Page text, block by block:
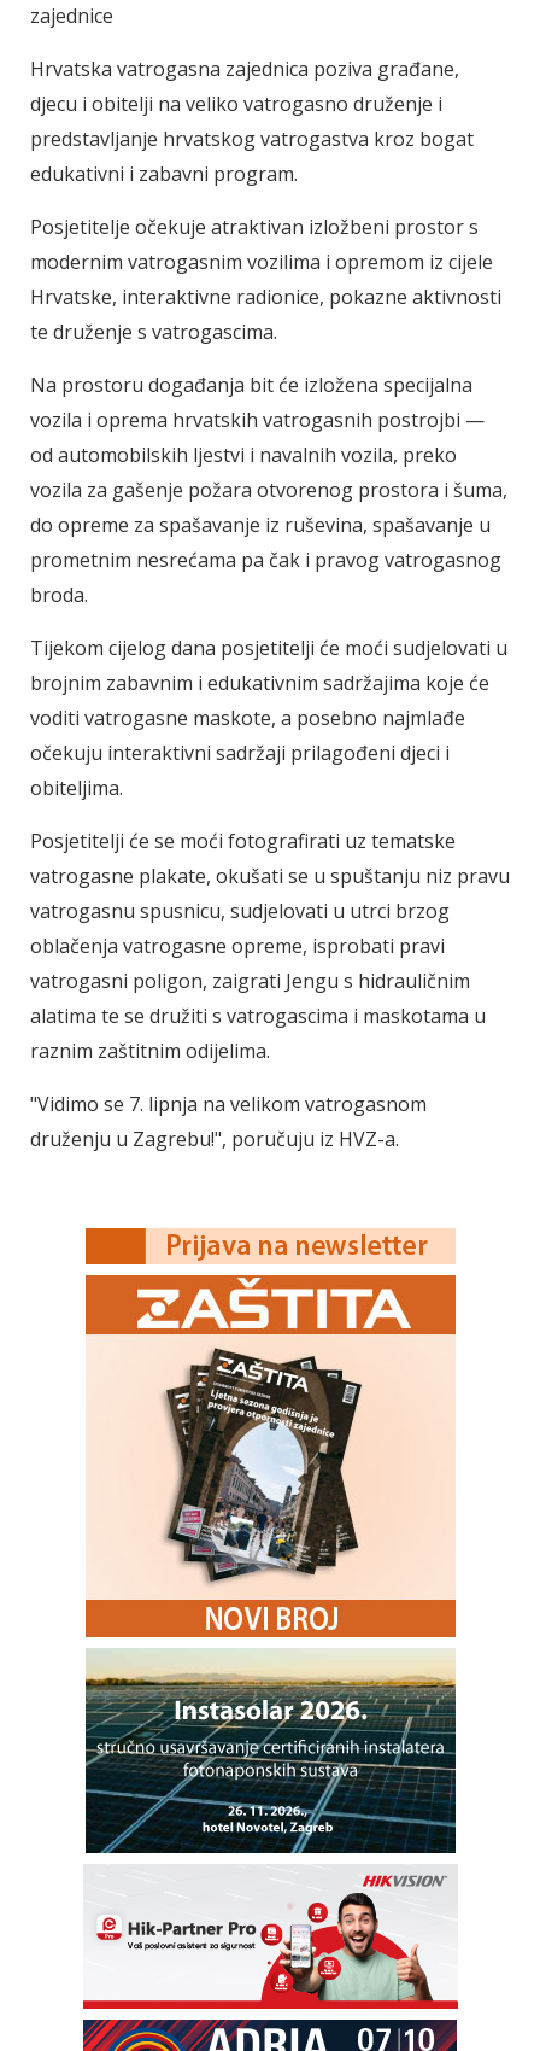
zajednice
Hrvatska vatrogasna zajednica poziva građane,
djecu i obitelji na veliko vatrogasno druženje i
predstavljanje hrvatskog vatrogastva kroz bogat
edukativni i zabavni program.
Posjetitelje očekuje atraktivan izložbeni prostor s
modernim vatrogasnim vozilima i opremom iz cijele
Hrvatske, interaktivne radionice, pokazne aktivnosti
te druženje s vatrogascima.
Na prostoru događanja bit će izložena specijalna
vozila i oprema hrvatskih vatrogasnih postrojbi —
od automobilskih ljestvi i navalnih vozila, preko
vozila za gašenje požara otvorenog prostora i šuma,
do opreme za spašavanje iz ruševina, spašavanje u
prometnim nesrećama pa čak i pravog vatrogasnog
broda.
Tijekom cijelog dana posjetitelji će moći sudjelovati u
brojnim zabavnim i edukativnim sadržajima koje će
voditi vatrogasne maskote, a posebno najmlađe
očekuju interaktivni sadržaji prilagođeni djeci i
obiteljima.
Posjetitelji će se moći fotografirati uz tematske
vatrogasne plakate, okušati se u spuštanju niz pravu
vatrogasnu spusnicu, sudjelovati u utrci brzog
oblačenja vatrogasne opreme, isprobati pravi
vatrogasni poligon, zaigrati Jengu s hidrauličnim
alatima te se družiti s vatrogascima i maskotama u
raznim zaštitnim odijelima.
"Vidimo se 7. lipnja na velikom vatrogasnom
druženju u Zagrebu!", poručuju iz HVZ-a.